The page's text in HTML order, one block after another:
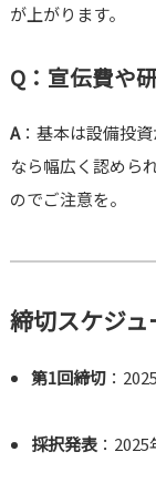
が上がります。
Q：宣伝費や
A：基本は設備投資
なら幅広く認めら
のでご注意を。
締切スケジュ
第1回締切 ：
採択発表 ：